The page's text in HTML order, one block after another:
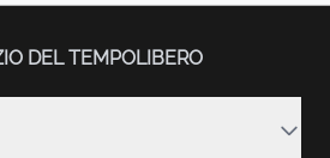
DEL TEMPOLIBERO